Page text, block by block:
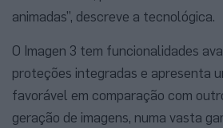
animadas”, descreve a tecnológica.
O Imagen 3 tem funcionalidades
proteções integradas e apresenta
favorável em comparação com
geração de imagens, numa vasta